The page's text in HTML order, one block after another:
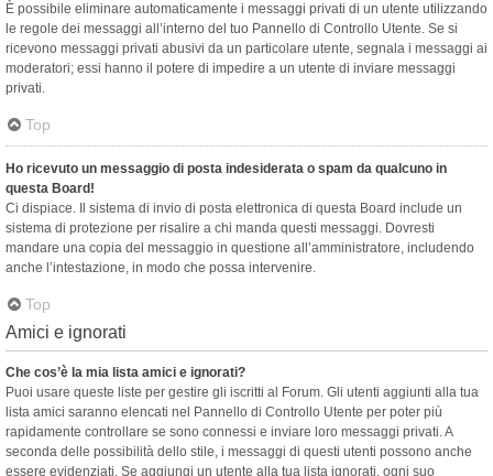
È possibile eliminare automaticamente i messaggi privati ​​di un utente utilizzando
le regole dei messaggi all’interno del tuo Pannello di Controllo Utente. Se si
ricevono messaggi privati ​​abusivi da un particolare utente, segnala i messaggi ai
moderatori; essi hanno il potere di impedire a un utente di inviare messaggi
privati​​.
Top
Ho ricevuto un messaggio di posta indesiderata o spam da qualcuno in
questa Board!
Ci dispiace. Il sistema di invio di posta elettronica di questa Board include un
sistema di protezione per risalire a chi manda questi messaggi. Dovresti
mandare una copia del messaggio in questione all’amministratore, includendo
anche l’intestazione, in modo che possa intervenire.
Top
Amici e ignorati
Che cos’è la mia lista amici e ignorati?
Puoi usare queste liste per gestire gli iscritti al Forum. Gli utenti aggiunti alla tua
lista amici saranno elencati nel Pannello di Controllo Utente per poter più
rapidamente controllare se sono connessi e inviare loro messaggi privati. A
seconda delle possibilità dello stile, i messaggi di questi utenti possono anche
essere evidenziati. Se aggiungi un utente alla tua lista ignorati, ogni suo